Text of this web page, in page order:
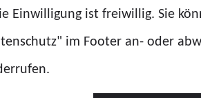
leisten soll.
Einwilligung ist freiwillig. Sie
im Footer an- oder